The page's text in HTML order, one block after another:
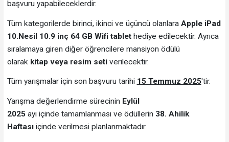
başvuru yapabileceklerdir.
Tüm kategorilerde birinci, ikinci ve üçüncü olanlara Apple iPad
10.Nesil 10.9 inç 64 GB Wifi tablethediye edilecektir. Ayrıca
sıralamaya giren diğer öğrencilere mansiyon ödülü
olarak kitap veya resim setiverilecektir.
Tüm yarışmalar için son başvuru tarihi 15 Temmuz 2025'tir.
Yarışma değerlendirme sürecinin Eylül
2025 ayı içinde tamamlanması ve ödüllerin 38. Ahilik
Haftasıiçinde verilmesi planlanmaktadır.